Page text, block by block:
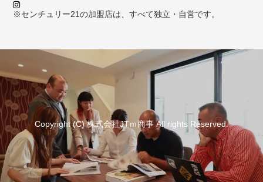
※センチュリー21の加盟店は、すべて独立・自営です。
Copyright (C) 株式会社JTｍ商事 All rights Reserved.